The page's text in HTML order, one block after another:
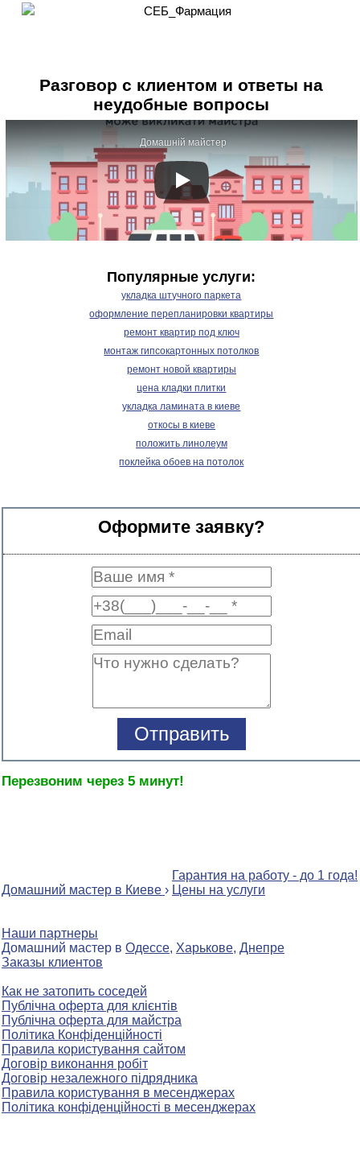
Разговор с клиентом и ответы на
неудобные вопросы
Домашній майстер
Популярные услуги:
укладка штучного паркета
оформление перепланировки квартиры
ремонт квартир под ключ
монтаж гипсокартонных потолков
ремонт новой квартиры
цена кладки плитки
укладка ламината в киеве
откосы в киеве
положить линолеум
поклейка обоев на потолок
Оформите заявку?
Перезвоним через 5 минут!
Домашний мастер в Киеве ›
Гарантия на работу - до 1 года!
Цены на услуги
Наши партнеры
Домашний мастер в Одессе, Харькове, Днепре
Заказы клиентов
Как не затопить соседей
Публічна оферта для клієнтів
Публічна оферта для майстра
Політика Конфіденційності
Правила користування сайтом
Договір виконання робіт
Договір незалежного підрядника
Правила користування в месенджерах
Політика конфіденційності в месенджерах